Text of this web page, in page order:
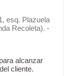
esq. Plazuela
Recoleta). -
alcanzar
cliente.